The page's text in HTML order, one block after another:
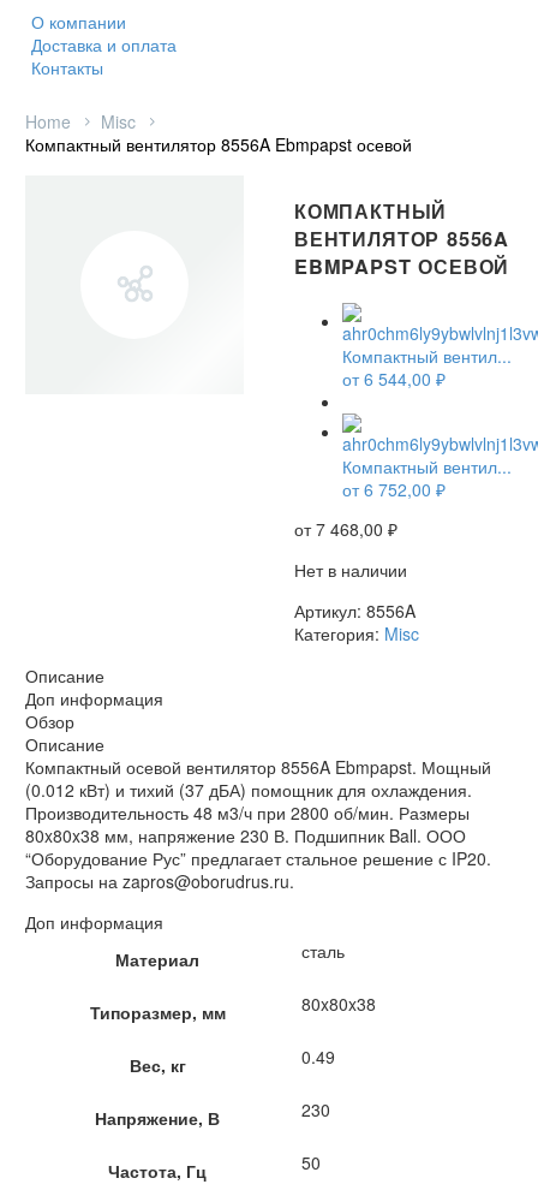
О компании
Доставка и оплата
Контакты
Home
Misc
Компактный вентилятор 8556A Ebmpapst осевой
КОМПАКТНЫЙ
ВЕНТИЛЯТОР 8556A
EBMPAPST ОСЕВОЙ
Компактный вентил...
от6 544,00 ₽
Компактный вентил...
от6 752,00 ₽
от7 468,00 ₽
Нет в наличии
Артикул: 8556A
Категория: Misc
Описание
Доп информация
Обзор
Описание
Компактный осевой вентилятор 8556A Ebmpapst. Мощный
(0.012 кВт) и тихий (37 дБА) помощник для охлаждения.
Производительность 48 м3/ч при 2800 об/мин. Размеры
80x80x38 мм, напряжение 230 В. Подшипник Ball. ООО
“Оборудование Рус” предлагает стальное решение с IP20.
Запросы на zapros@oborudrus.ru.
Доп информация
Материал
сталь
Типоразмер, мм 80x80x38
Вес, кг 0.49
Напряжение, В 230
Частота, Гц 50